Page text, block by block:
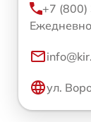
+7
ул.